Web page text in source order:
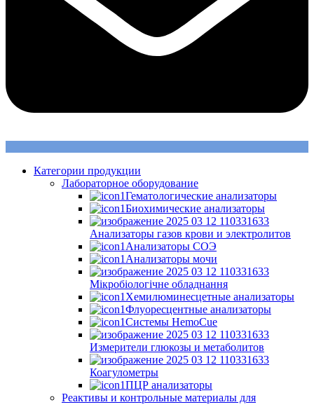
Категории продукции
Лабораторное оборудование
Гематологические анализаторы
Биохимические анализаторы
Анализаторы газов крови и электролитов
Анализаторы СОЭ
Анализаторы мочи
Мікробіологічне обладнання
Хемилюминесцетные анализаторы
Флуоресцентные анализаторы
Системы HemoCue
Измерители глюкозы и метаболитов
Коагулометры
ПЦР анализаторы
Реактивы и контрольные материалы для